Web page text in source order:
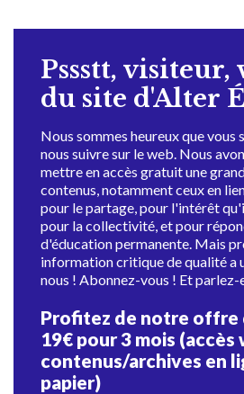
Pssstt, visiteur,
du site d'Alter
Nous sommes heureux que vous
nous suivre sur le web. Nous
mettre en accès gratuit une
contenus, notamment ceux en
pour le partage, pour l'intérêt
pour la collectivité, et pour
d'éducation permanente. Mais
information critique de qualité a
nous ! Abonnez-vous ! Et parlez-
Profitez de notre offre
19€ pour 3 mois (accès
contenus/archives en
papier)